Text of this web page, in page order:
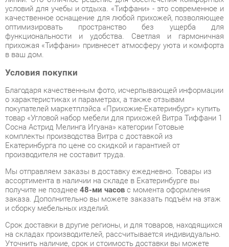
в ваш дом.
Условия покупки
Благодаря качественным фото, исчерпывающей информации
о характеристиках и параметрах, а также отзывам
покупателей маркетплэйса «Прихожие-Екатеринбург» купить
товар «Угловой набор мебели для прихожей Витра Тиффани 1
Сосна Астрид Мелинга Игуана» категории Готовые
Екатеринбурга по цене со скидкой и гарантией от
производителя не составит труда.
Мы отправляем заказы в доставку ежедневно. Товары из
ассортимента в наличии на складе в Екатеринбурге вы
получите не позднее48-ми часов с момента оформления
заказа. Дополнительно вы можете заказать подъём на этаж
и сборку мебельных изделий.
Срок доставки в другие регионы, и для товаров, находящихся
на складах производителей, рассчитывается индивидуально.
Уточнить наличие, срок и стоимость доставки вы можете
через формуобратной связи
В любой момент до передачи заказа в доставку, а также в
течение 7-ми дней после получения заказа вы можете
изменить выборили принять решение об отказе от покупки.